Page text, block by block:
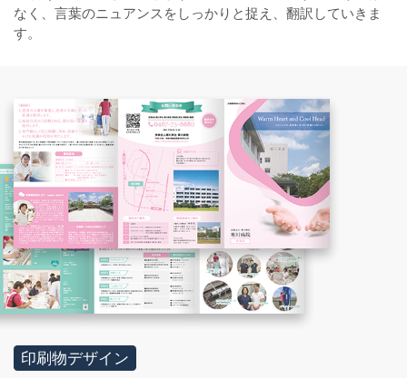
なく、言葉のニュアンスをしっかりと捉え、翻訳していきま
す。
印刷物デザイン